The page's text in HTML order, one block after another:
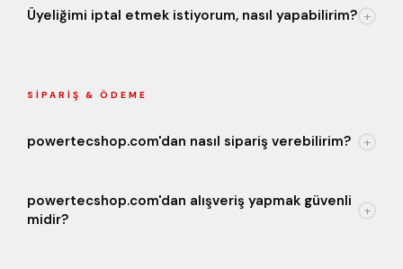
Üyeliğimi iptal etmek istiyorum, nasıl yapabilirim? +
SIPARIŞ & ÖDEME
powertecshop.com'dan nasıl sipariş verebilirim? +
powertecshop.com'dan alışveriş yapmak güvenli
midir?
+